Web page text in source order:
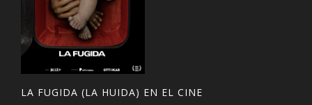
LA FUGIDA (LA HUIDA) EN EL CINE